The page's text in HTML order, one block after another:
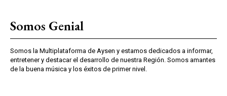
Somos Genial
Somos la Multiplataforma de Aysen y estamos dedicados a informar,
entretener y destacar el desarrollo de nuestra Región. Somos amantes
de la buena música y los éxitos de primer nivel.